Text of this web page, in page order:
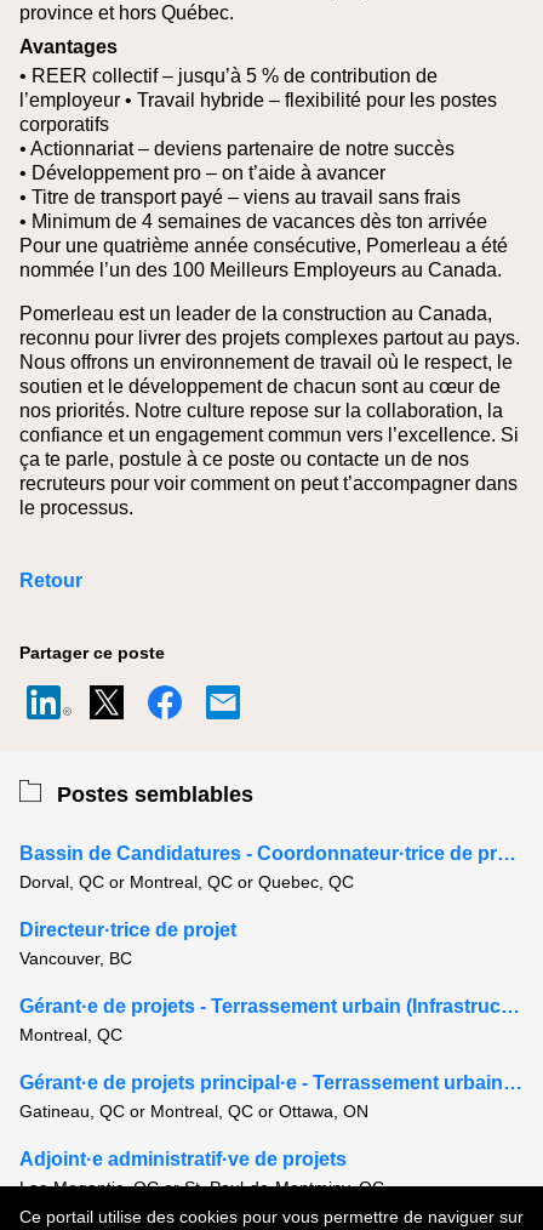
Ce portail utilise des cookies pour vous permettre de naviguer sur
province et hors Québec.
Avantages
• REER collectif – jusqu’à 5 % de contribution de
l’employeur • Travail hybride – flexibilité pour les postes
corporatifs
• Actionnariat – deviens partenaire de notre succès
• Développement pro – on t’aide à avancer
• Titre de transport payé – viens au travail sans frais
• Minimum de 4 semaines de vacances dès ton arrivée
Pour une quatrième année consécutive, Pomerleau a été
nommée l’un des 100 Meilleurs Employeurs au Canada.
Pomerleau est un leader de la construction au Canada,
reconnu pour livrer des projets complexes partout au pays.
Nous offrons un environnement de travail où le respect, le
soutien et le développement de chacun sont au cœur de
nos priorités. Notre culture repose sur la collaboration, la
confiance et un engagement commun vers l’excellence. Si
ça te parle, postule à ce poste ou contacte un de nos
recruteurs pour voir comment on peut t’accompagner dans
le processus.
Retour
Partager ce poste
Postes semblables
Bassin de Candidatures - Coordonnateur·trice de projets - Civil & Infrastructure
Dorval, QC or Montreal, QC or Quebec, QC
Directeur·trice de projet
Vancouver, BC
Gérant·e de projets - Terrassement urbain (Infrastructure)
Montreal, QC
Gérant·e de projets principal·e - Terrassement urbain (Infrastructure)
Gatineau, QC or Montreal, QC or Ottawa, ON
Adjoint·e administratif·ve de projets
Lac-Megantic, QC or St. Paul-de-Montminy, QC